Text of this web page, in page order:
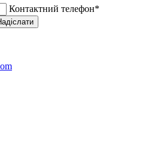
Контактний телефон*